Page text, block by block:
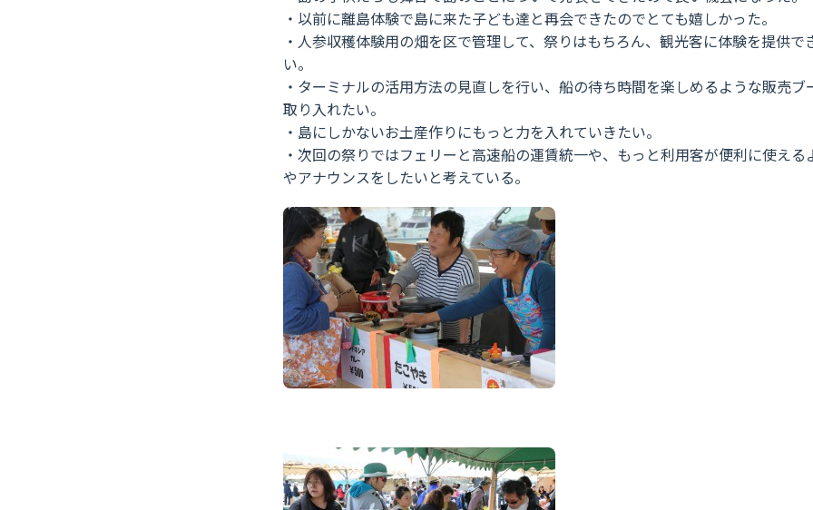
・以前に離島体験で島に来た子ども達と再会できたのでとても嬉しかった。
・人参収穫体験用の畑を区で管理して、祭りはもちろん、観光客に体験を提供で
い。
・ターミナルの活用方法の見直しを行い、船の待ち時間を楽しめるような販売ブ
取り入れたい。
・島にしかないお土産作りにもっと力を入れていきたい。
・次回の祭りではフェリーと高速船の運賃統一や、もっと利用客が便利に使え
やアナウンスをしたいと考えている。